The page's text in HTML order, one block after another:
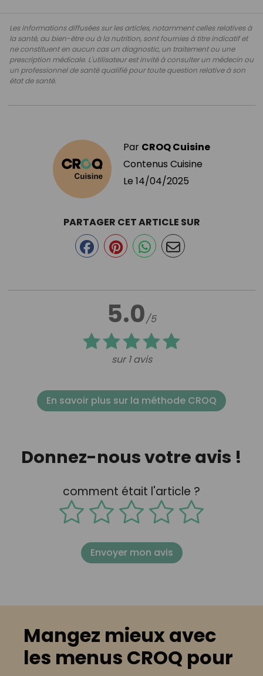
Les informations diffusées sur les articles, notamment celles relatives à
la santé, au bien-être ou à la nutrition, sont fournies à titre indicatif et
ne constituent en aucun cas un diagnostic, un traitement ou une
prescription médicale. L'utilisateur est invité à consulter un médecin ou
un professionnel de santé qualifié pour toute question relative à son
état de santé.
Par CROQ Cuisine
Contenus Cuisine
Le 14/04/2025
5.0/5
sur 1 avis
PARTAGER CET ARTICLE SUR
En savoir plus sur la méthode CROQ
Donnez-nous votre avis !
comment était l'article ?
Envoyer mon avis
Mangez mieux avec
les menus CROQ pour